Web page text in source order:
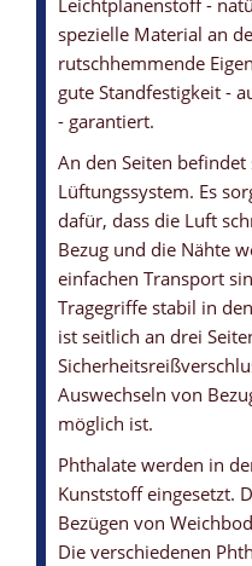
Leichtplanenstoff -
spezielle Material an
rutschhemmende
gute Standfestigkeit -
- garantiert.
An den Seiten befindet
Lüftungssystem. Es
dafür, dass die Luft
Bezug und die Nähte
einfachen Transport
Tragegriffe stabil in
ist seitlich an drei
Auswechseln von
möglich ist.
Phthalate werden in
Kunststoff eingesetzt.
Bezügen von
Die verschiedenen